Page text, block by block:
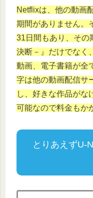
Netflixは、他の動画
期間がありません。
31日間もあり、その
決断－』だけでなく
動画、電子書籍が全
字は他の動画配信サ
し、好きな作品がな
可能なので料金もか
とりあえずU-